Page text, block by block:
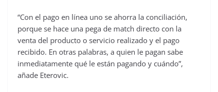
“Con el pago en línea uno se ahorra la conciliación,
porque se hace una pega de match directo con la
venta del producto o servicio realizado y el pago
recibido. En otras palabras, a quien le pagan sabe
inmediatamente qué le están pagando y cuándo”,
añade Eterovic.